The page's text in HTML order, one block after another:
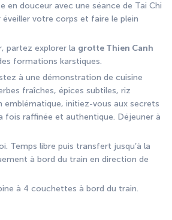
en douceur avec une séance de Tai Chi
éveiller votre corps et faire le plein
partez explorer la grotte Thien Canh
formations karstiques.
à une démonstration de cuisine
fraîches, épices subtiles, riz
initiez-vous aux secrets
fois raffinée et authentique. Déjeuner à
Temps libre puis transfert jusqu’à la
à bord du train en direction de
à 4 couchettes à bord du train.